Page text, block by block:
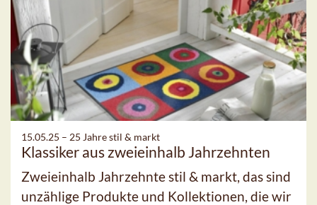
15.05.25 – 25 Jahre stil & markt
Klassiker aus zweieinhalb Jahrzehnten
Zweieinhalb Jahrzehnte stil & markt, das sind
unzählige Produkte und Kollektionen, die wir